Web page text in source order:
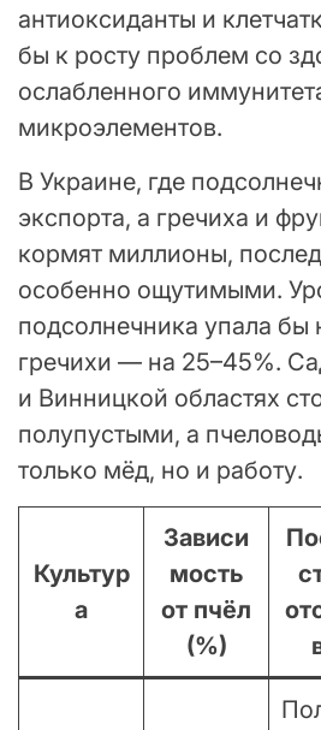
антиоксиданты и
бы к росту проблем со
ослабленного
микроэлементов.
В Украине, где
экспорта, а гречиха и
кормят миллионы,
особенно ощутимыми.
подсолнечника упала бы
гречихи — на 25–45%.
и Винницкой областях
полупустыми, а
только мёд, но и работу.
Культур
а
Зависи
мость
от пчёл
(%)